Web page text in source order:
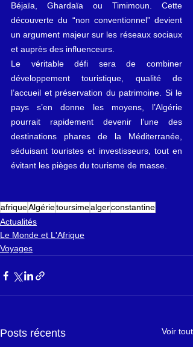
Béjaïa, Ghardaïa ou Timimoun. Cette
découverte du “non conventionnel” devient
un argument majeur sur les réseaux sociaux
et auprès des influenceurs.
Le véritable défi sera de combiner
développement touristique, qualité de
l’accueil et préservation du patrimoine. Si le
pays s’en donne les moyens, l’Algérie
pourrait rapidement devenir l’une des
destinations phares de la Méditerranée,
séduisant touristes et investisseurs, tout en
évitant les pièges du tourisme de masse.
afriqueAlgérietoursimealgerconstantine
Actualités
Le Monde et L'Afrique
Voyages
Posts récents Voir tout